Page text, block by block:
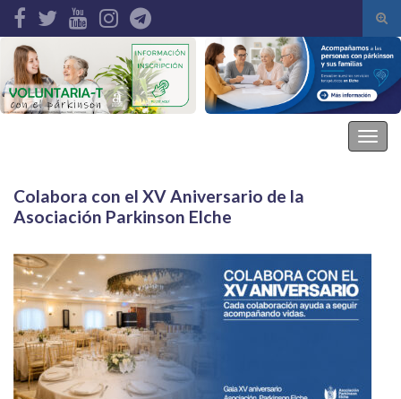
de
Search for:
Colabora con el XV Aniversario de la
Asociación Parkinson Elche